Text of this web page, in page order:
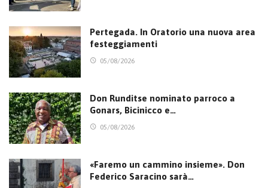
Pertegada. In Oratorio una nuova area
festeggiamenti
05/08/2026
Don Runditse nominato parroco a
Gonars, Bicinicco e…
05/08/2026
«Faremo un cammino insieme». Don
Federico Saracino sarà…